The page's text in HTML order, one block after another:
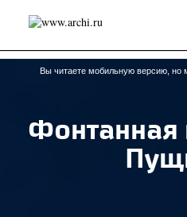
Россия Мир Технологии
Проекты
Конкурсы События
send.project Анонсы
Интервью
Вы читаете мобильную версию, но